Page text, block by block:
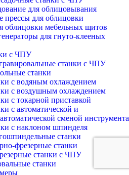
для облицовывания
прессы для облицовки
облицовки мебельных щитов
для гнуто-клееных
с ЧПУ
станки с ЧПУ
станки
с водяным охлаждением
с воздушным охлаждением
с токарной приставкой
с автоматической и
сменой инструмента
с наклоном шпинделя
станки
фрезерные станки
станки с ЧПУ
станки